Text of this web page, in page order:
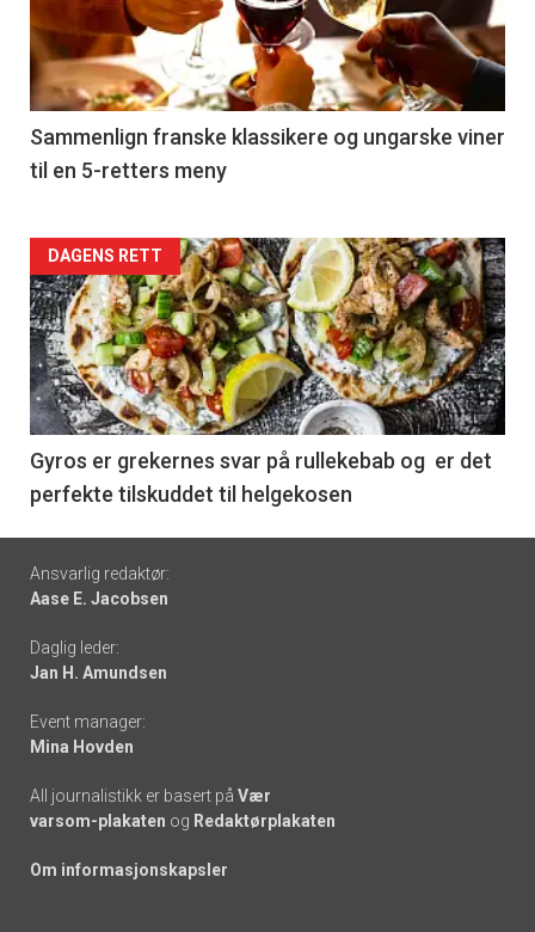
nå
-
5
Sammenlign franske klassikere og ungarske viner
til en 5-retters meny
Forsiden
akkurat
nå
-
6
DAGENS RETT
Gyros er grekernes svar på rullekebab og er det
perfekte tilskuddet til helgekosen
Footer
-
links
Ansvarlig redaktør:
Aase E. Jacobsen
Daglig leder:
Jan H. Amundsen
Event manager:
Mina Hovden
All journalistikk er basert på Vær
varsom-plakaten og Redaktørplakaten
Om informasjonskapsler